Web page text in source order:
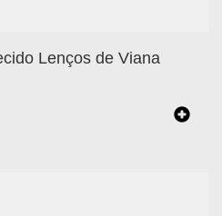
Lenços de Viana